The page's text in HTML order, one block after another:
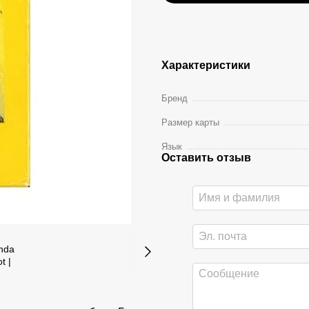
Характеристики
Бренд
Размер карты
Язык
Оставить отзыв